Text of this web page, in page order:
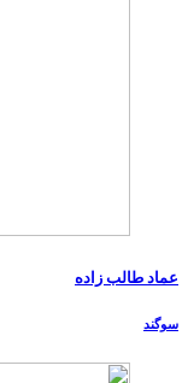
عماد طالب زاده
سوگند